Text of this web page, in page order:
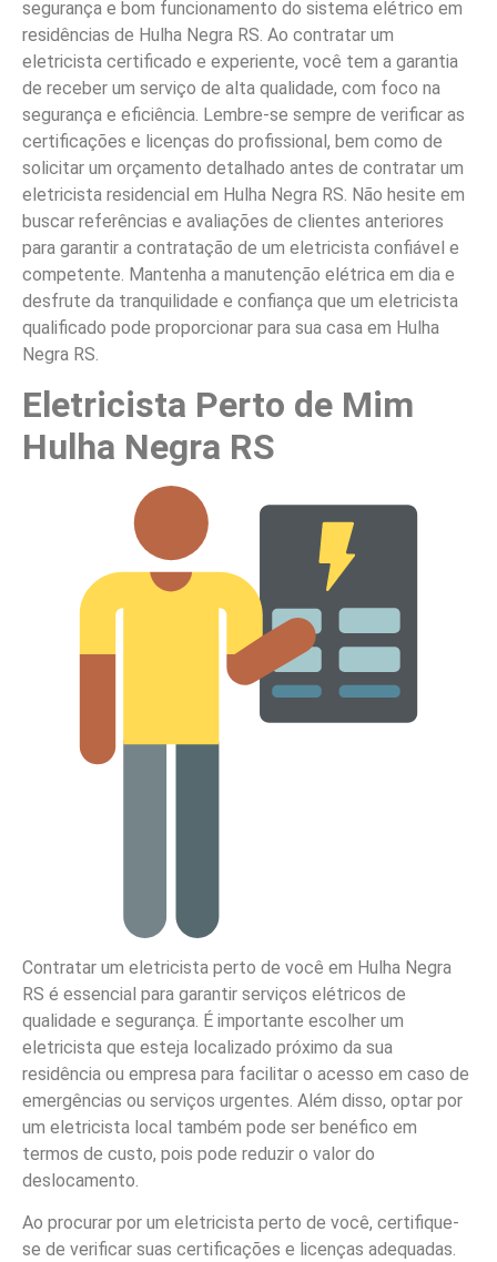
segurança e bom funcionamento do sistema elétrico em
residências de Hulha Negra RS. Ao contratar um
eletricista certificado e experiente, você tem a garantia
de receber um serviço de alta qualidade, com foco na
segurança e eficiência. Lembre-se sempre de verificar as
certificações e licenças do profissional, bem como de
solicitar um orçamento detalhado antes de contratar um
eletricista residencial em Hulha Negra RS. Não hesite em
buscar referências e avaliações de clientes anteriores
para garantir a contratação de um eletricista confiável e
competente. Mantenha a manutenção elétrica em dia e
desfrute da tranquilidade e confiança que um eletricista
qualificado pode proporcionar para sua casa em Hulha
Negra RS.
Eletricista Perto de Mim
Hulha Negra RS
Contratar um eletricista perto de você em Hulha Negra
RS é essencial para garantir serviços elétricos de
qualidade e segurança. É importante escolher um
eletricista que esteja localizado próximo da sua
residência ou empresa para facilitar o acesso em caso de
emergências ou serviços urgentes. Além disso, optar por
um eletricista local também pode ser benéfico em
termos de custo, pois pode reduzir o valor do
deslocamento.
Ao procurar por um eletricista perto de você, certifique-
se de verificar suas certificações e licenças adequadas.